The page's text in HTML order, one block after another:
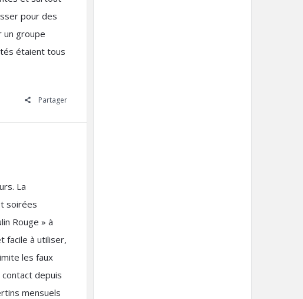
pour des
un groupe
étaient tous
Partager
La
soirées
Rouge » à
facile à utiliser,
les faux
depuis
mensuels